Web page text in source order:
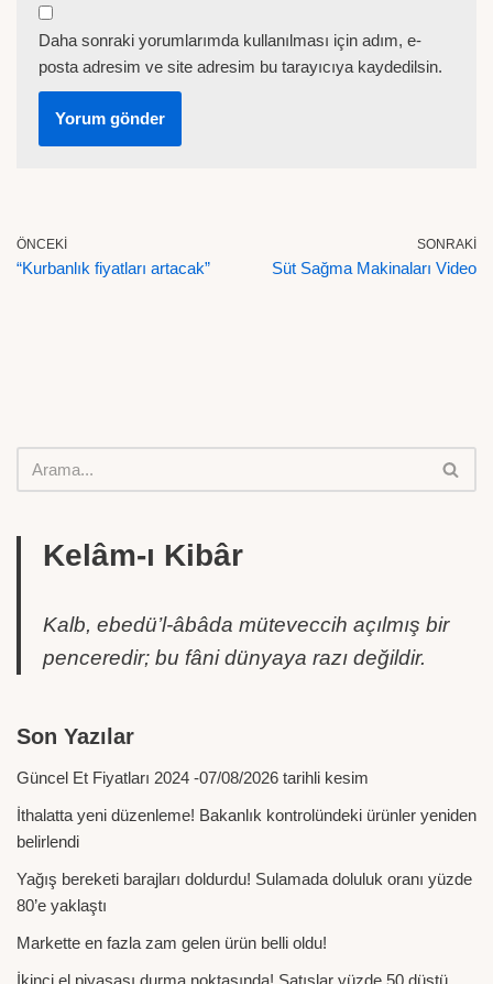
Daha sonraki yorumlarımda kullanılması için adım, e-
posta adresim ve site adresim bu tarayıcıya kaydedilsin.
ÖNCEKI
“Kurbanlık fiyatları artacak”
SONRAKI
Süt Sağma Makinaları Video
Kelâm-ı Kibâr
Kalb, ebedü’l-âbâda müteveccih açılmış bir
penceredir; bu fâni dünyaya razı değildir.
Son Yazılar
Güncel Et Fiyatları 2024 -07/08/2026 tarihli kesim
İthalatta yeni düzenleme! Bakanlık kontrolündeki ürünler yeniden
belirlendi
Yağış bereketi barajları doldurdu! Sulamada doluluk oranı yüzde
80’e yaklaştı
Markette en fazla zam gelen ürün belli oldu!
İkinci el piyasası durma noktasında! Satışlar yüzde 50 düştü